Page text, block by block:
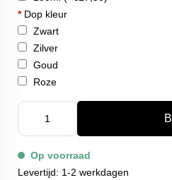
*Dop kleur
Zwart
Zilver
Goud
Roze
Op voorraad
Levertijd: 1-2 werkdagen